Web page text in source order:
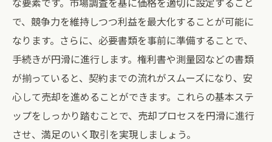
で、競争力を維持しつつ利益を最大化することが可能に
なります。さらに、必要書類を事前に準備することで、
手続きが円滑に進行します。権利書や測量図などの書類
が揃っていると、契約までの流れがスムーズになり、安
心して売却を進めることができます。これらの基本ステ
ップをしっかり踏むことで、売却プロセスを円滑に進行
させ、満足のいく取引を実現しましょう。